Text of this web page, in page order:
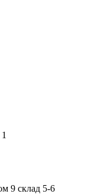
9 склад 5-6